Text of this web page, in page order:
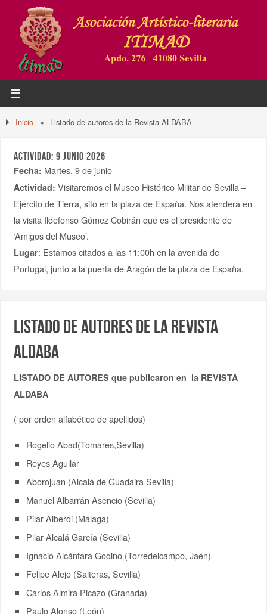
Inicio » Listado de autores de la Revista ALDABA
ACTIVIDAD: 9 JUNIO 2026
Fecha: Martes, 9 de junio
Actividad: Visitaremos el Museo Histórico Militar de Sevilla –
Ejército de Tierra, sito en la plaza de España. Nos atenderá en
la visita Ildefonso Gómez Cobirán que es el presidente de
‘Amigos del Museo’.
Lugar: Estamos citados a las 11:00h en la avenida de
Portugal, junto a la puerta de Aragón de la plaza de España.
Listado de autores de la Revista
ALDABA
LISTADO DE AUTORES que publicaron en la REVISTA
ALDABA
( por orden alfabético de apellidos)
Rogelio Abad(Tomares,Sevilla)
Reyes Aguilar
Aborojuan (Alcalá de Guadaira Sevilla)
Manuel Albarrán Asencio (Sevilla)
Pilar Alberdi (Málaga)
Pilar Alcalá García (Sevilla)
Ignacio Alcántara Godino (Torredelcampo, Jaén)
Felipe Alejo (Salteras, Sevilla)
Carlos Almira Picazo (Granada)
Paulo Alonso (León)